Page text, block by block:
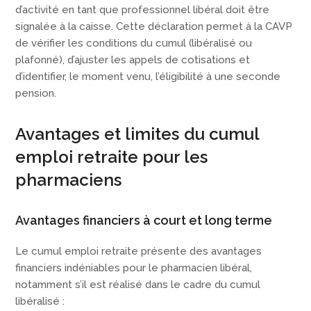
d’activité en tant que professionnel libéral doit être
signalée à la caisse. Cette déclaration permet à la CAVP
de vérifier les conditions du cumul (libéralisé ou
plafonné), d’ajuster les appels de cotisations et
d’identifier, le moment venu, l’éligibilité à une seconde
pension.
Avantages et limites du cumul
emploi retraite pour les
pharmaciens
Avantages financiers à court et long terme
Le cumul emploi retraite présente des avantages
financiers indéniables pour le pharmacien libéral,
notamment s’il est réalisé dans le cadre du cumul
libéralisé :